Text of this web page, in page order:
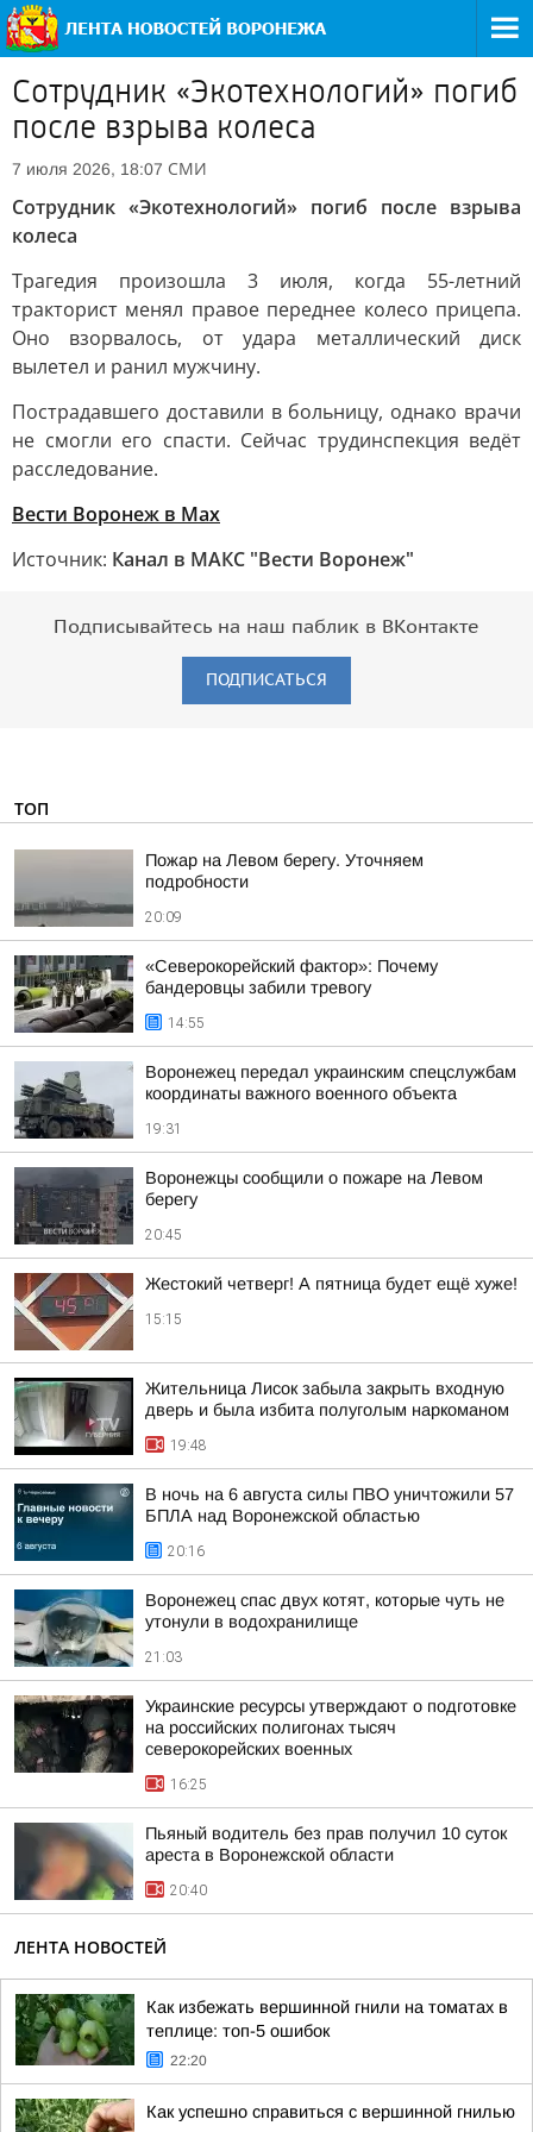
Сотрудник «Экотехнологий» погиб
после взрыва колеса
7 июля 2026, 18:07 СМИ
Сотрудник «Экотехнологий» погиб после взрыва
колеса
Трагедия произошла 3 июля, когда 55-летний
тракторист менял правое переднее колесо прицепа.
Оно взорвалось, от удара металлический диск
вылетел и ранил мужчину.
Пострадавшего доставили в больницу, однако врачи
не смогли его спасти. Сейчас трудинспекция ведёт
расследование.
Вести Воронеж в Мах
Источник: Канал в МАКС "Вести Воронеж"
Подписывайтесь на наш паблик в ВКонтакте
ПОДПИСАТЬСЯ
ТОП
Пожар на Левом берегу. Уточняем
подробности
20:09
«Северокорейский фактор»: Почему
бандеровцы забили тревогу
14:55
Воронежец передал украинским спецслужбам
координаты важного военного объекта
19:31
Воронежцы сообщили о пожаре на Левом
берегу
20:45
Жестокий четверг! А пятница будет ещё хуже!
15:15
Жительница Лисок забыла закрыть входную
дверь и была избита полуголым наркоманом
19:48
В ночь на 6 августа силы ПВО уничтожили 57
БПЛА над Воронежской областью
20:16
Воронежец спас двух котят, которые чуть не
утонули в водохранилище
21:03
Украинские ресурсы утверждают о подготовке
на российских полигонах тысяч
северокорейских военных
16:25
Пьяный водитель без прав получил 10 суток
ареста в Воронежской области
20:40
ЛЕНТА НОВОСТЕЙ
Как избежать вершинной гнили на томатах в
теплице: топ-5 ошибок
22:20
Как успешно справиться с вершинной гнилью